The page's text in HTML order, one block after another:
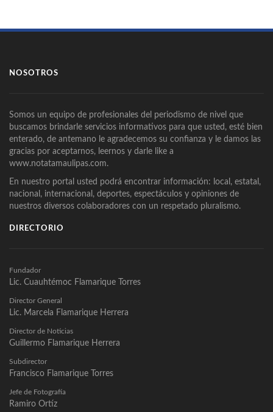
NOSOTROS
Somos un equipo de profesionales del periodismo de nivel que
buscamos brindarle servicios informativos para que usted, esté bien
enterado, de antemano le agradecemos su confianza y le damos las
gracias por aceptarnos, leernos y darle like a
www.notatamaulipas.com.
En nuestro portal usted podrá encontrar información: local, estatal,
nacional, internacional, deportes, espectáculos y opiniones de
nuestros diversos colaboradores con un respetado pluralismo.
DIRECTORIO
Fundador
Lic. Cuauhtémoc Flamarique Torres
Director General
Lic. Marcela Flamarique Herrera
Director de Noticias
Guillermo Flamarique Herrera
Subdirector
Francisco Flamarique Torres
Jefe de Fotografía
Ramiro Ortíz